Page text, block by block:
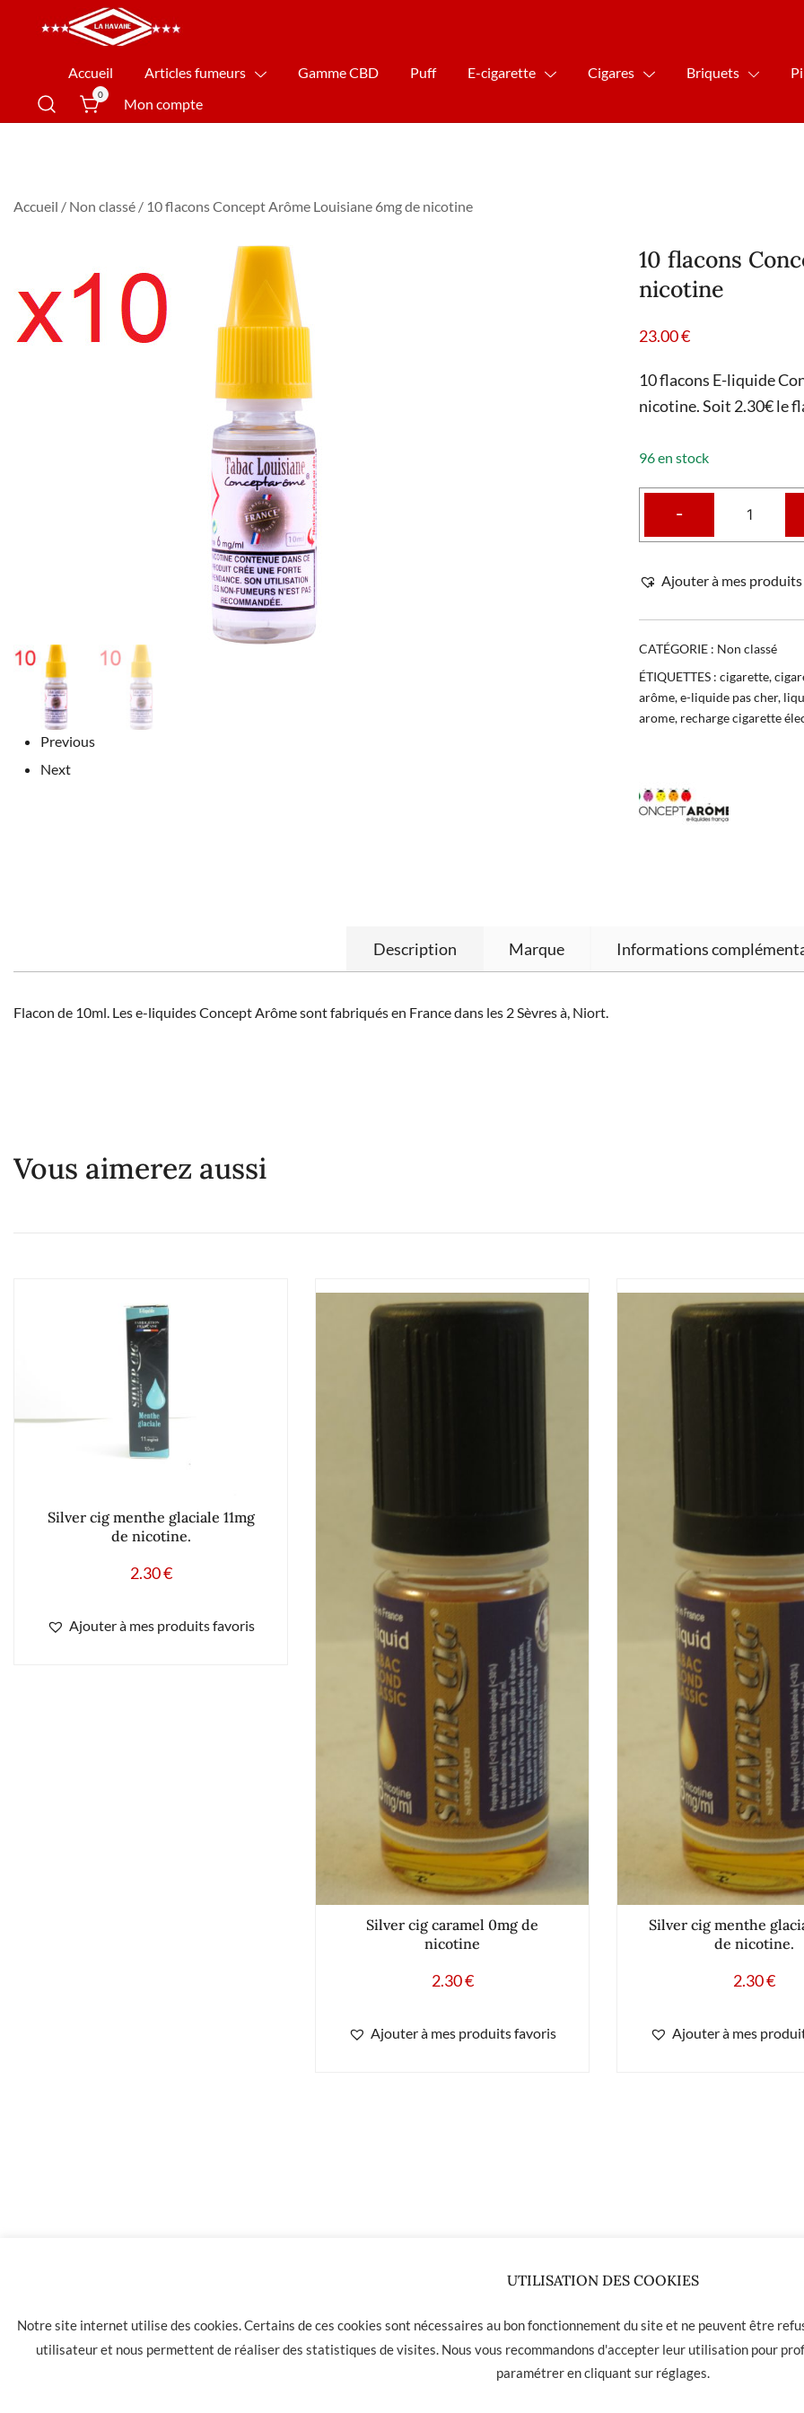
La Havane Nîmes
Accueil Articles fumeurs Gamme CBD Puff E-cigarette Cigares Briquets
0
Mon compte
Accueil / Non classé / 10 flacons Concept Arôme Louisiane 6mg de nicotine
Previous
Next
10 flacons
nicotine
23.00€
10 flacons E-liquide
nicotine. Soit 2.30€ le
96 en stock
-
Ajouter à mes
CATÉGORIE : Non classé
ÉTIQUETTES : cigarette,
arôme,e-liquide pas cher,
arome, recharge cigarette
Description Marque Informations
Flacon de 10ml. Les e-liquides Concept Arôme sont fabriqués en France dans les 2 Sèvres à, Niort.
Vous aimerez aussi
Silver cig menthe glaciale 11mg
de nicotine.
2.30€
Ajouter à mes produits favoris
Silver cig caramel 0mg de
nicotine
2.30€
Ajouter à mes produits favoris
Silver cig menthe
de nicotine.
2.30€
Ajouter à mes
UTILISATION DES COOKIES
Notre site internet utilise des cookies. Certains de ces cookies sont nécessaires au bon fonctionnement du site et ne peuvent être
utilisateur et nous permettent de réaliser des statistiques de visites. Nous vous recommandons d'accepter leur utilisation pour
paramétrer en cliquant sur réglages.